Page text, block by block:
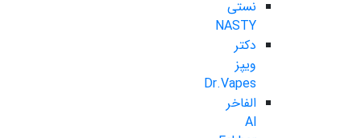
نستی
NASTY
دکتر
ویپز
Dr.Vapes
الفاخر
Al